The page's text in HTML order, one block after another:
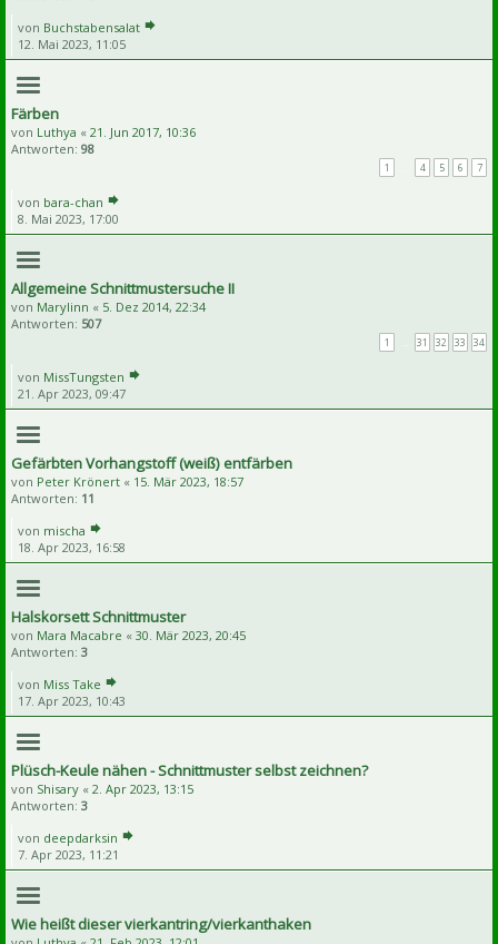
von Buchstabensalat
12. Mai 2023, 11:05
Färben
von Luthya « 21. Jun 2017, 10:36
Antworten: 98
1 4 5 6 7
von bara-chan
8. Mai 2023, 17:00
Allgemeine Schnittmustersuche II
von Marylinn « 5. Dez 2014, 22:34
Antworten: 507
1 31 32 33 34
von MissTungsten
21. Apr 2023, 09:47
Gefärbten Vorhangstoff (weiß) entfärben
von Peter Krönert « 15. Mär 2023, 18:57
Antworten: 11
von mischa
18. Apr 2023, 16:58
Halskorsett Schnittmuster
von Mara Macabre « 30. Mär 2023, 20:45
Antworten: 3
von Miss Take
17. Apr 2023, 10:43
Plüsch-Keule nähen - Schnittmuster selbst zeichnen?
von Shisary « 2. Apr 2023, 13:15
Antworten: 3
von deepdarksin
7. Apr 2023, 11:21
Wie heißt dieser vierkantring/vierkanthaken